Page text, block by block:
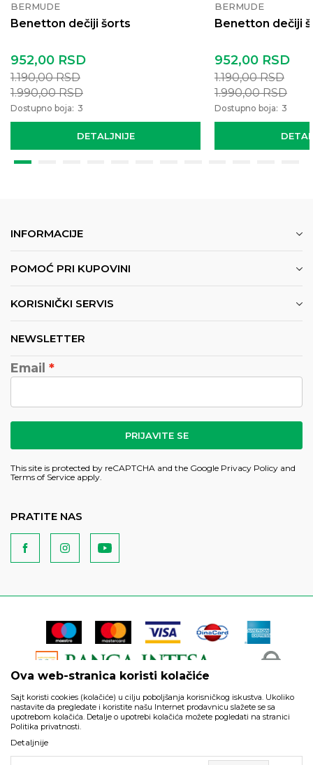
BERMUDE
Benetton dečiji šorts
DETALJNIJE
952,00 RSD
1.190,00RSD
1.990,00RSD
Dostupno boja: 3
BERMUDE
Benetton dečiji
952,00 RSD
1.190,00RSD
1.990,00RSD
Dostupno boja: 3
INFORMACIJE
POMOĆ PRI KUPOVINI
KORISNIČKI SERVIS
NEWSLETTER
Email
PRIJAVITE SE
This site is protected by reCAPTCHA and the Google Privacy Policy and
Terms of Service apply.
PRATITE NAS
artikli prikazani na sajtu su deo naše ponude i ne podrazumeva
da su dostupni u svakom trenutku.
Ova web-stranica koristi kolačiće
Sajt koristi cookies (kolačiće) u cilju poboljšanja korisničkog iskustva. Ukoliko
nastavite da pregledate i koristite našu Internet prodavnicu slažete se sa
upotrebom kolačića. Detalje o upotrebi kolačića možete pogledati na stranici
Politika privatnosti.
Detaljnije